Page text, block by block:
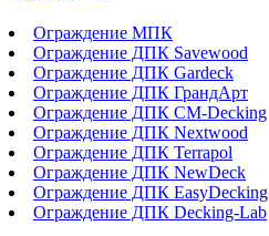
Ограждение МПК
Ограждение ДПК Savewood
Ограждение ДПК Gardeck
Ограждение ДПК ГрандАрт
Ограждение ДПК CM-Decking
Ограждение ДПК Nextwood
Ограждение ДПК Terrapol
Ограждение ДПК NewDeck
Ограждение ДПК EasyDecking
Ограждение ДПК Decking-Lab